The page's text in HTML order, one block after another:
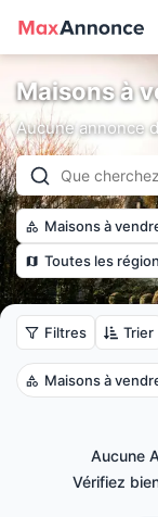
Maisons à
Aucune annonce
Maisons à
Toutes les
Filtres Trier
Maisons à
Aucune
Vérifiez